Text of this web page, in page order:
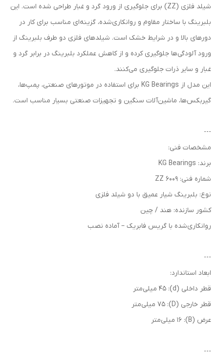
شیلد فلزی (ZZ) برای جلوگیری از ورود گرد و غبار طراحی شده است. این
بلبرینگ با ساختار مقاوم و روانکاری‌شده، گزینه‌ای مناسب برای کار در
دورهای بالا و در شرایط خشک است. شیلدهای فلزی دو طرف بلبرینگ از
ورود آلودگی‌ها جلوگیری کرده و از کاهش عملکرد بلبرینگ در برابر گرد و
غبار و سایر ذرات جلوگیری می‌کنند.
این مدل از KG Bearings برای استفاده در موتورهای صنعتی، پمپ‌ها،
گیربکس‌ها، ماشین‌آلات سنگین و تجهیزات صنعتی بسیار مناسب است.
---
مشخصات فنی:
برند: KG Bearings
شماره فنی: 6009 ZZ
نوع: بلبرینگ شیار عمیق با دو شیلد فلزی
کشور سازنده: هند / چین
روانکاری‌شده با گریس فابریک – آماده نصب
---
ابعاد استاندارد:
قطر داخلی (d): 45 میلی‌متر
قطر خارجی (D): 75 میلی‌متر
عرض (B): 16 میلی‌متر
---